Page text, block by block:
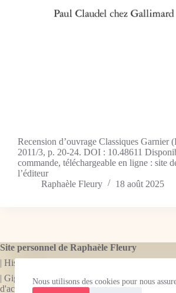
Nous utilisons des cookies pour nous
Recension d’ouvrage Classiques Garnier
2011/3, p. 20-24. DOI : 10.48611
commande, téléchargeable en ligne : site
l’éditeur
Raphaèle Fleury
18 août 2025
Site personnel de Raphaèle Fleury
| Historienne de la marionnette, dramaturge,
| Gigogne est le nom sous lequel Raphaèle
d'accompagnement de projets scientifiques et